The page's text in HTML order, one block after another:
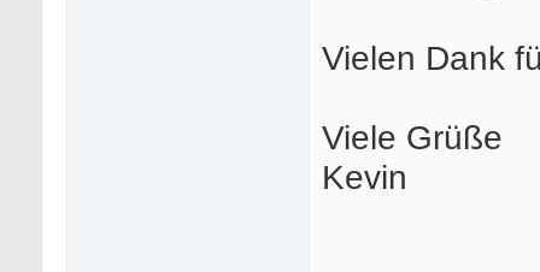
Vielen Dank
Viele Grüße
Kevin